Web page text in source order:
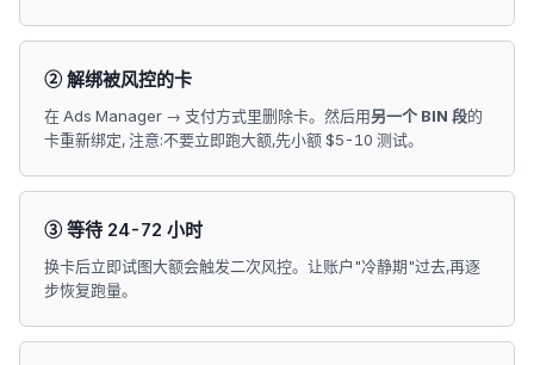
② 解绑被风控的卡
在 Ads Manager → 支付方式里删除卡。然后用另一个 BIN 段的
卡重新绑定, 注意:不要立即跑大额,先小额 $5-10 测试。
③ 等待 24-72 小时
换卡后立即试图大额会触发二次风控。让账户"冷静期"过去,再逐
步恢复跑量。